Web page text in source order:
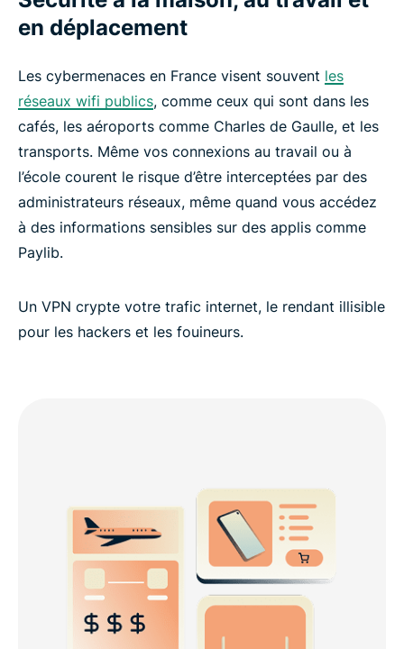
en déplacement
Les cybermenaces en France visent souvent les
réseaux wifi publics, comme ceux qui sont dans les
cafés, les aéroports comme Charles de Gaulle, et les
transports. Même vos connexions au travail ou à
l’école courent le risque d’être interceptées par des
administrateurs réseaux, même quand vous accédez
à des informations sensibles sur des applis comme
Paylib.
Un VPN crypte votre trafic internet, le rendant illisible
pour les hackers et les fouineurs.